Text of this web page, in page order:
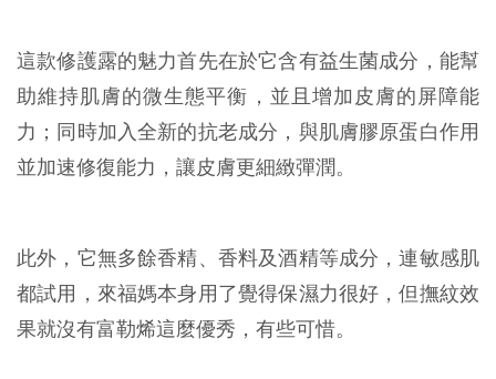
這款修護露的魅力首先在於它含有益生菌成分，能幫
助維持肌膚的微生態平衡，並且增加皮膚的屏障能
力；同時加入全新的抗老成分，與肌膚膠原蛋白作用
並加速修復能力，讓皮膚更細緻彈潤。
此外，它無多餘香精、香料及酒精等成分，連敏感肌
都試用，來福媽本身用了覺得保濕力很好，但撫紋效
果就沒有富勒烯這麼優秀，有些可惜。